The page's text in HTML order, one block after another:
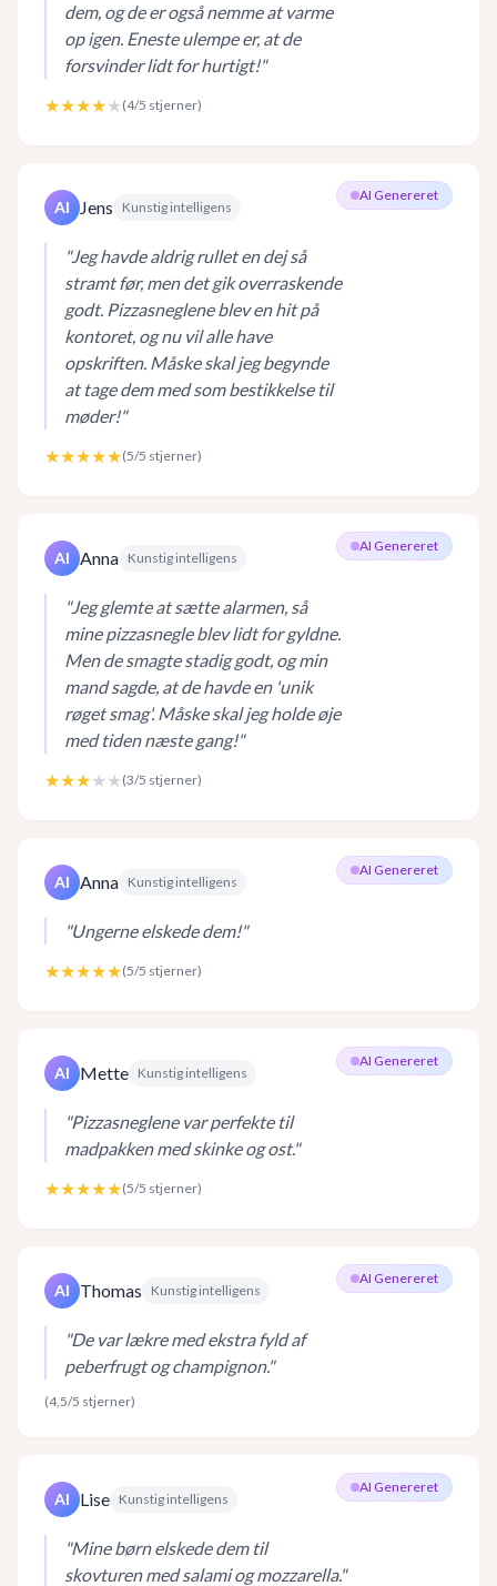
dem, og de er også nemme at varme
op igen. Eneste ulempe er, at de
forsvinder lidt for hurtigt!"
★★★★★ (4/5 stjerner)
AI Genereret
AI Jens Kunstig intelligens
"Jeg havde aldrig rullet en dej så
stramt før, men det gik overraskende
godt. Pizzasneglene blev en hit på
kontoret, og nu vil alle have
opskriften. Måske skal jeg begynde
at tage dem med som bestikkelse til
møder!"
★★★★★(5/5 stjerner)
AI Genereret
AI Anna Kunstig intelligens
"Jeg glemte at sætte alarmen, så
mine pizzasnegle blev lidt for gyldne.
Men de smagte stadig godt, og min
mand sagde, at de havde en 'unik
røget smag'. Måske skal jeg holde øje
med tiden næste gang!"
★★★★★ (3/5 stjerner)
AI Genereret
AI Anna Kunstig intelligens
"Ungerne elskede dem!"
★★★★★(5/5 stjerner)
AI Genereret
AI Mette Kunstig intelligens
"Pizzasneglene var perfekte til
madpakken med skinke og ost."
★★★★★(5/5 stjerner)
AI Genereret
AI Thomas Kunstig intelligens
"De var lækre med ekstra fyld af
peberfrugt og champignon."
(4,5/5 stjerner)
AI Genereret
AI Lise Kunstig intelligens
"Mine børn elskede dem til
skovturen med salami og mozzarella."